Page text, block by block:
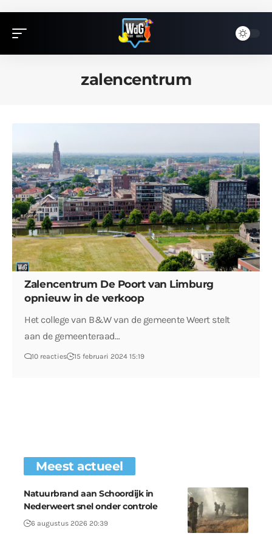
zalencentrum
Zalencentrum De Poort van Limburg
opnieuw in de verkoop
Het college van B&W van de gemeente Weert stelt
aan de gemeenteraad…
10 reacties 15 februari 2024 15:19
Meest actueel
Natuurbrand aan Schoordijk in
Nederweert snel onder controle
6 augustus 2026 20:39